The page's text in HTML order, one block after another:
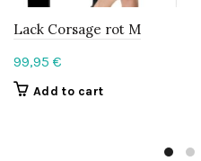
Lack Corsage rot M
99,95 €
Add to cart